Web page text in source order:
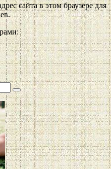
сайта в этом браузере для